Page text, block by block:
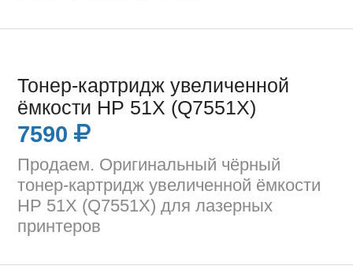
Тонер-картридж увеличенной
ёмкости HP 51X (Q7551X)
7590
Продаем. Оригинальный чёрный
тонер-картридж увеличенной ёмкости
HP 51X (Q7551X) для лазерных
принтеров